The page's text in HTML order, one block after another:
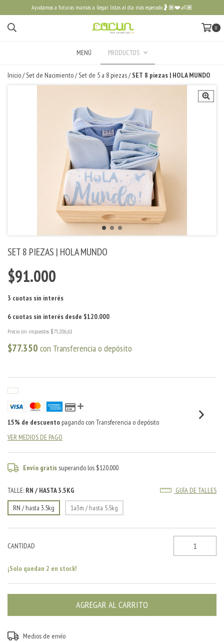
Ayudamos a futuras mamás a llegar listas al día más esperado🤰🏽❤️👶🏽
0
MENÚ PRODUCTOS
Inicio/Set de Nacimiento/Set de 5 a 8 piezas/ SET 8 piezas | HOLA MUNDO
SET 8 PIEZAS | HOLA MUNDO
$91.000
Precio sin impuestos $75.206,61
$77.350 con Transferencia o depósito
15% de descuento pagando con Transferencia o depósito
VER MEDIOS DE PAGO
Envío gratis superando los $120.000
TALLE: RN / HASTA 3.5KG
GUÍA DE TALLES
RN / hasta 3.5kg
1a3m / hasta 5.5kg
CANTIDAD
¡Solo quedan 2 en stock!
Entregas para el CP:
Medios de envío